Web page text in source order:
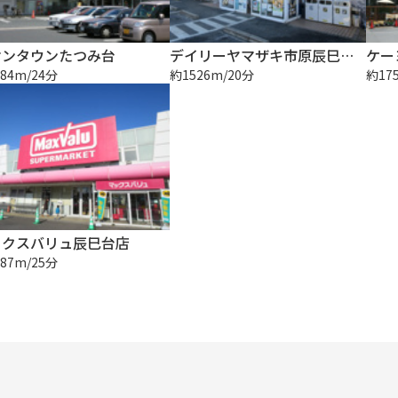
タウンたつみ台
24分
デイリーヤマザキ市原辰巳台東店
約1526m/20分
ケ
約
スバリュ辰巳台店
25分